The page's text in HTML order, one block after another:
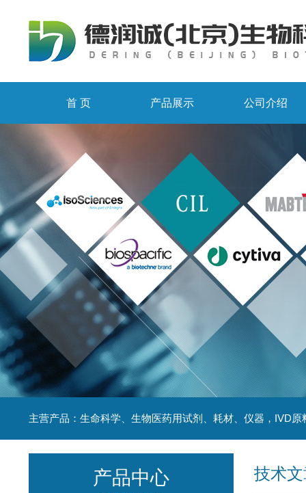
首 页 产品展示 公司介绍
主营产品：生命科学、生物医药用试剂、耗材、仪器，IVD原
技术
产品中心